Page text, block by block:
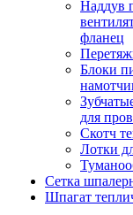
Наддув
фланец
Блоки
для
Скотч
Лотки
Сетка
Шпагат